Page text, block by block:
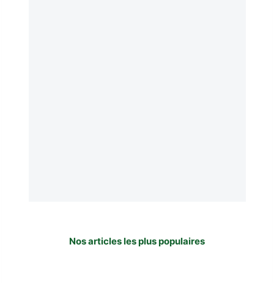
Nos articles les plus populaires